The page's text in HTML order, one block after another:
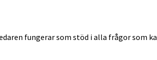
fungerar som stöd i alla frågor som